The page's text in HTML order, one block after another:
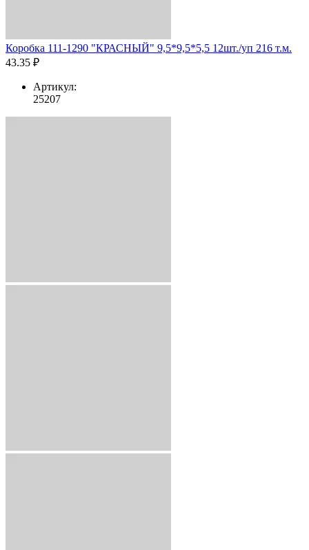
Коробка 111-1290 "КРАСНЫЙ" 9,5*9,5*5,5 12шт./уп 216 т.м.
43.35 ₽
Артикул:
25207